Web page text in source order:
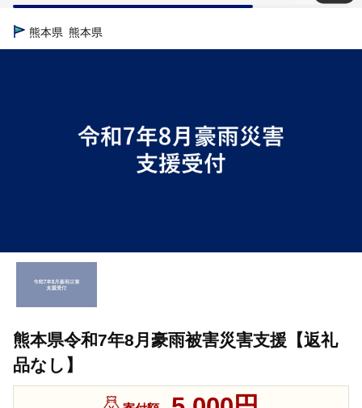
TOP
熊本県 熊本県
熊本県令和7年8月豪雨被害災害支援【返礼
品なし】